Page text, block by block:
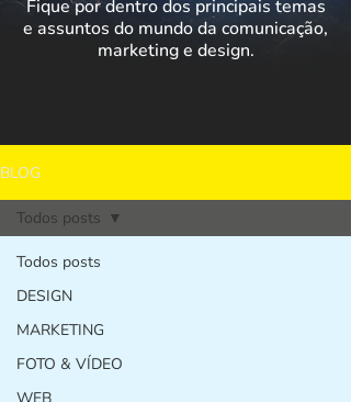
Fique por dentro dos principais temas
e assuntos do mundo da comunicação,
marketing e design.
BLOG
Todos posts
DESIGN
MARKETING
FOTO & VÍDEO
Todos posts